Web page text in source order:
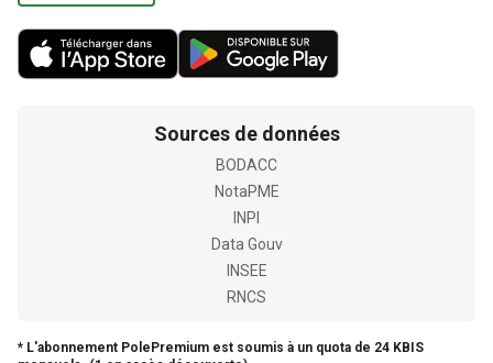
Sources de données
BODACC
NotaPME
INPI
Data Gouv
INSEE
RNCS
* L'abonnement PolePremium est soumis à un quota de 24 KBIS